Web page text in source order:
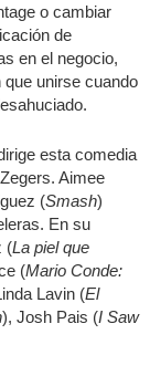
o cambiar
de
en el negocio,
unirse cuando
esta comedia
Aimee
(Smash)
En su
(La piel que
(Mario Conde:
Lavin (El
), Josh Pais (I Saw